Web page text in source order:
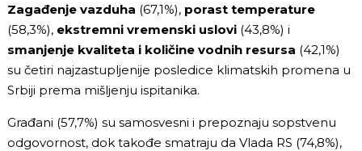
Zagađenje vazduha (67,1%), porast temperature
(58,3%), ekstremni vremenski uslovi (43,8%) i
smanjenje kvaliteta i količine vodnih resursa (42,1%)
su četiri najzastupljenije posledice klimatskih promena u
Srbiji prema mišljenju ispitanika.
Građani (57,7%) su samosvesni i prepoznaju sopstvenu
odgovornost, dok takođe smatraju da Vlada RS (74,8%),